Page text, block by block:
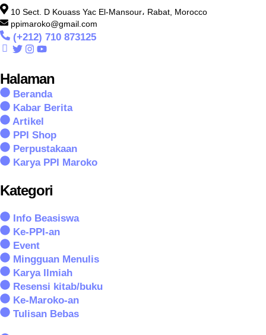
10 Sect. D Kouass Yac El-Mansour، Rabat, Morocco
ppimaroko@gmail.com
(+212) 710 873125
Halaman
Beranda
Kabar Berita
Artikel
PPI Shop
Perpustakaan
Karya PPI Maroko
Kategori
Info Beasiswa
Ke-PPI-an
Event
Mingguan Menulis
Karya Ilmiah
Resensi kitab/buku
Ke-Maroko-an
Tulisan Bebas